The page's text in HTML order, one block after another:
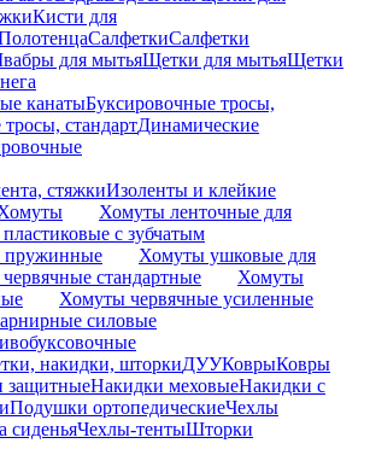
Кисти для
СалфеткиСалфетки
для мытьяЩетки для мытьяЩетки
канатыБуксировочные тросы,
стандартДинамические
стяжкиИзоленты и клейкие
Хомуты ленточные для
с зубчатым
пружинные
Хомуты ушковые для
стандартные
Хомуты
Хомуты червячные усиленные
силовые
накидки, шторкиДУУКоврыКовры
защитныеНакидки меховыеНакидки с
Подушки ортопедическиеЧехлы
сиденьяЧехлы-тентыШторки